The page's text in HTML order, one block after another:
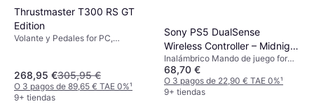
Thrustmaster T300 RS GT
Edition
Volante y Pedales for PC,
268,95 €305,95 €
O 3 pagos de 89,65 € TAE 0%¹
9+ tiendas
Sony PS5 DualSense
Wireless Controller – Midnight
Black
Inalámbrico Mando de juego for
Mac, PC, Android, Teléfono móvil,
iOS, PlayStation 5
68,70 €
O 3 pagos de 22,90 € TAE 0%¹
9+ tiendas